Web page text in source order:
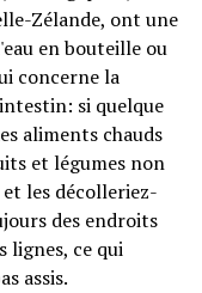
Zélande, ont une
en bouteille ou
concerne la
si quelque
aliments chauds
et légumes non
les décolleriez-
des endroits
lignes, ce qui
assis.